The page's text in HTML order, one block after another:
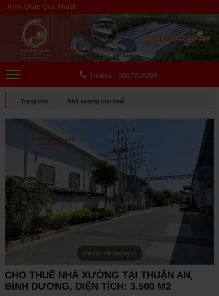
Chào Quý Khách
Hotline: 0917719789
Trang chủ Nhà xưởng cho thuê
CHO THUÊ NGOÀI KCN Bình Dương
CHO THUÊ NHÀ XƯỞNG TẠI THUẬN AN, BÌNH DƯƠNG, DIỆN
Rê vào để phóng to
CHO THUÊ NHÀ XƯỞNG TẠI THUẬN AN,
BÌNH DƯƠNG, DIỆN TÍCH: 3.500 M2